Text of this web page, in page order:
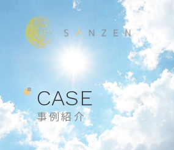
CASE
事例紹介